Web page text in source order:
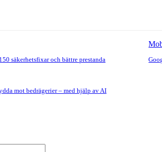
säkerhetsfixar och bättre prestanda
mot bedrägerier – med hjälp av AI